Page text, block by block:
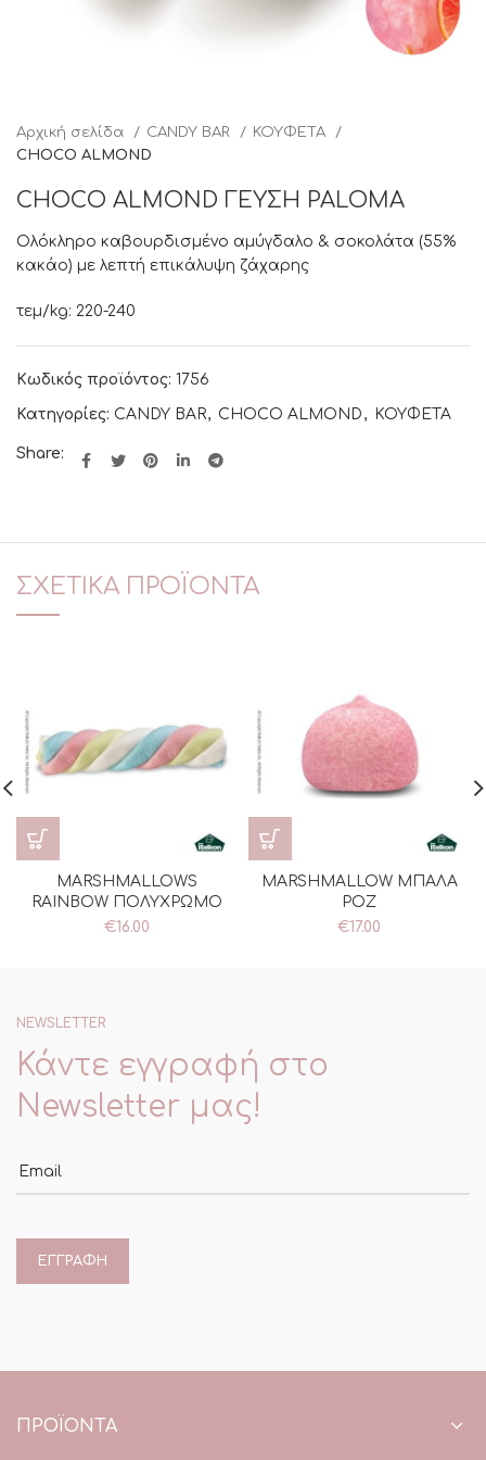
Αρχική σελίδα CANDY BAR
ΚΟΥΦΕΤΑ
CHOCO ALMOND
CHOCO ALMOND ΓΕΥΣΗ PALOMA
Ολόκληρο καβουρδισμένο αμύγδαλο & σοκολάτα (55%
κακάο) με λεπτή επικάλυψη ζάχαρης
τεμ/kg: 220-240
Κωδικός προϊόντος: 1756
Κατηγορίες: CANDY BAR, CHOCO ALMOND , ΚΟΥΦΕΤΑ
Share:
ΣΧΕΤΙΚΆ ΠΡΟΪΌΝΤΑ
MARSHMALLOWS
RAINBOW ΠΟΛΥΧΡΩΜΟ
€16.00
MARSHMALLOW ΜΠΑΛΑ
ΡΟΖ
€17.00
NEWSLETTER
Κάντε εγγραφή στο
Newsletter μας!
ΠΡΟΪΌΝΤΑ